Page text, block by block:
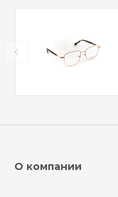
О компании